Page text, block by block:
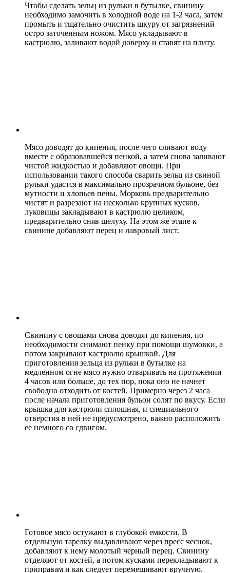
Чтобы сделать зельц из рульки в бутылке, свинину
необходимо замочить в холодной воде на 1-2 часа, затем
промыть и тщательно очистить шкуру от загрязнений
остро заточенным ножом. Мясо укладывают в
кастрюлю, заливают водой доверху и ставят на плиту.
Мясо доводят до кипения, после чего сливают воду
вместе с образовавшейся пенкой, а затем снова заливают
чистой жидкостью и добавляют овощи. При
использовании такого способа сварить зельц из свиной
рульки удастся в максимально прозрачном бульоне, без
мутности и хлопьев пены. Морковь предварительно
чистят и разрезают на несколько крупных кусков,
луковицы закладывают в кастрюлю целиком,
предварительно сняв шелуху. На этом же этапе к
свинине добавляют перец и лавровый лист.
Свинину с овощами снова доводят до кипения, по
необходимости снимают пенку при помощи шумовки, а
потом закрывают кастрюлю крышкой. Для
приготовления зельца из рульки в бутылке на
медленном огне мясо нужно отваривать на протяжении
4 часов или больше, до тех пор, пока оно не начнет
свободно отходить от костей. Примерно через 2 часа
после начала приготовления бульон солят по вкусу. Если
крышка для кастрюли сплошная, и специального
отверстия в ней не предусмотрено, важно расположить
ее немного со сдвигом.
Готовое мясо остужают в глубокой емкости. В
отдельную тарелку выдавливают через пресс чеснок,
добавляют к нему молотый черный перец. Свинину
отделяют от костей, а потом кусками перекладывают к
приправам и как следует перемешивают вручную.